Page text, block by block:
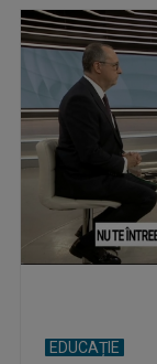
EDUCAȚIE